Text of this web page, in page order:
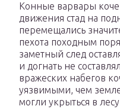
Конные варвары
движения стад на
перемещались
пехота походным
заметный след
и догнать не
вражеских набегов
уязвимыми, чем
могли укрыться в